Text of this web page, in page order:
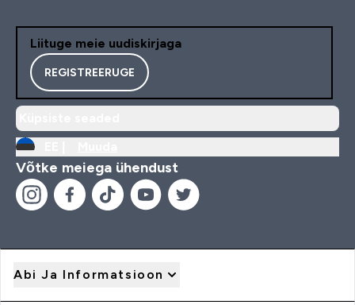
Liituge meie uudiskirjaga
REGISTREERUGE
Võtke meiega ühendust
Abi Ja Informatsioon